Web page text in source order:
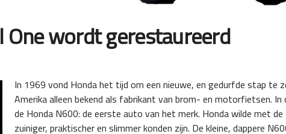
One wordt gerestaureerd
In 1969 vond Honda het tijd om een nieuwe, en gedurfde stap te
Amerika alleen bekend als fabrikant van brom- en motorfietsen.
de Honda N600: de eerste auto van het merk. Honda wilde met
zuiniger, praktischer en slimmer konden zijn. De kleine, dappere